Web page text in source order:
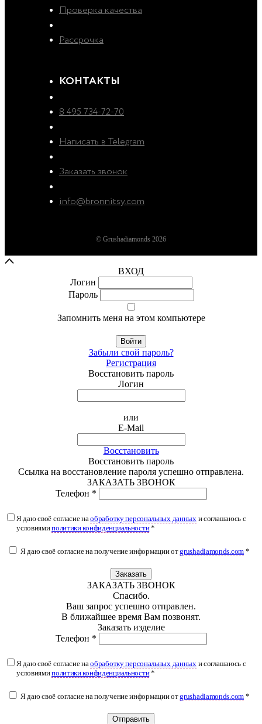
Проверка качества
Рассрочка
КОНТАКТЫ
8 495 734-72-70
Написать в Telegram
Заказать звонок
info@bronnitsy.com
© Grushadiamonds 2026
ВХОД
Логин
Пароль
Запомнить меня на этом компьютере
Войти
Забыли свой пароль?
Регистрация
Восстановить пароль
Логин
или
E-Mail
Восстановить
Восстановить пароль
Ссылка на восстановление пароля успешно отправлена.
ЗАКАЗАТЬ ЗВОНОК
Телефон *
Я даю своё согласие наобработку персональных данных и соглашаюсь с
условиямиполитики конфиденциальности*
Я даю своё согласие на получение информации отgrushadiamonds.com *
Заказать
ЗАКАЗАТЬ ЗВОНОК
Спасибо.
Ваш запрос успешно отправлен.
В ближайшее время Вам позвонят.
Заказать изделие
Телефон *
Я даю своё согласие наобработку персональных данных и соглашаюсь с
условиямиполитики конфиденциальности*
Я даю своё согласие на получение информации отgrushadiamonds.com *
Отправить